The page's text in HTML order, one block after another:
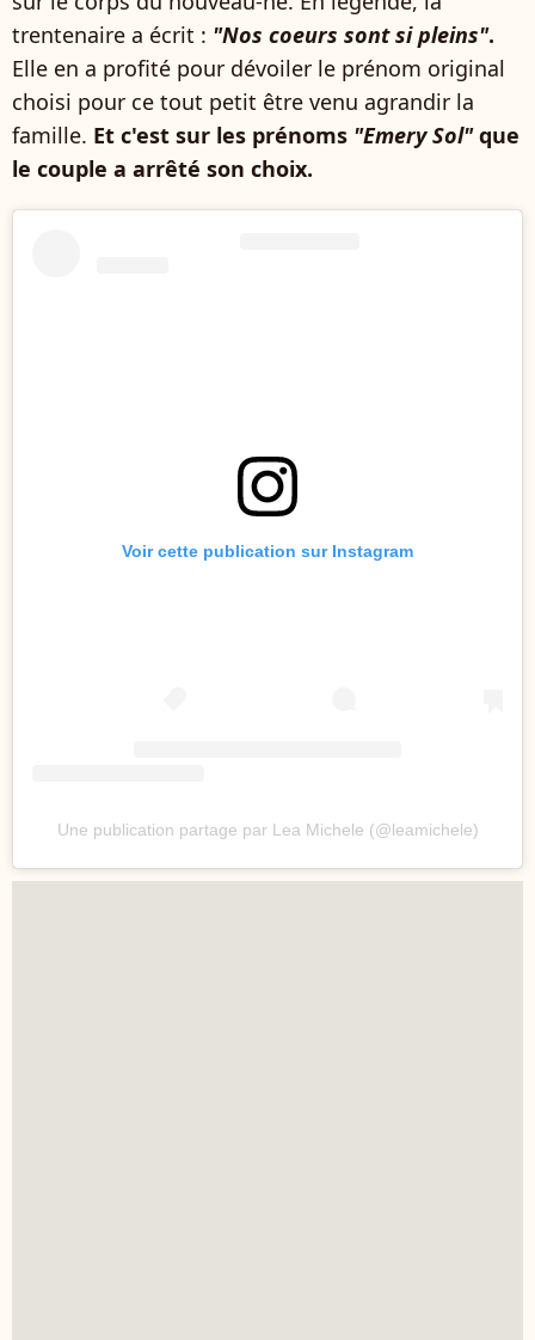
trentenaire a écrit : "Nos coeurs sont si pleins".
Elle en a profité pour dévoiler le prénom original
choisi pour ce tout petit être venu agrandir la
famille. Et c'est sur les prénoms "Emery Sol"que
le couple a arrêté son choix.
Voir cette publication sur Instagram
Une publication partage par Lea Michele (@leamichele)